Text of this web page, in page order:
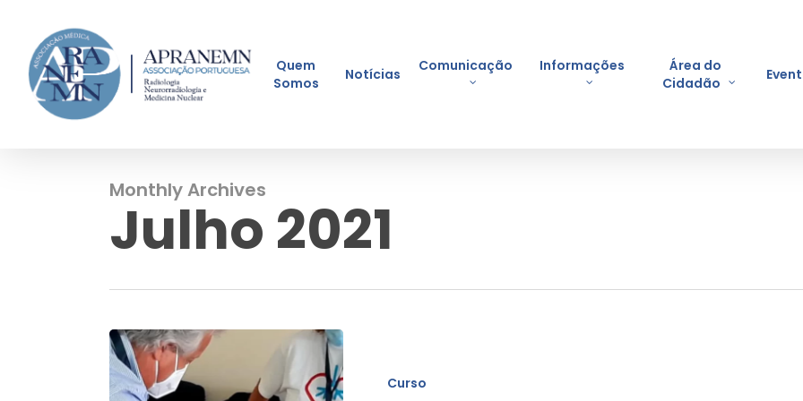
main
content
Quem
Somos
Notícias Comunicação Informações
Área do
Cidadão
Monthly Archives
Julho 2021
Curso